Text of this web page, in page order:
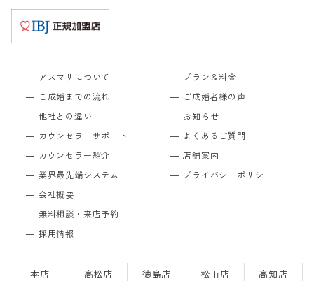
アスマリについて
ご成婚までの流れ
他社との違い
カウンセラーサポート
カウンセラー紹介
業界最先端システム
プラン＆料金
ご成婚者様の声
お知らせ
よくあるご質問
店舗案内
プライバシーポリシー
会社概要
無料相談・来店予約
採用情報
本店 高松店 徳島店 松山店 高知店